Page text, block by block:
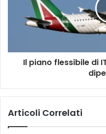
Il piano flessibile di
Articoli Correlati